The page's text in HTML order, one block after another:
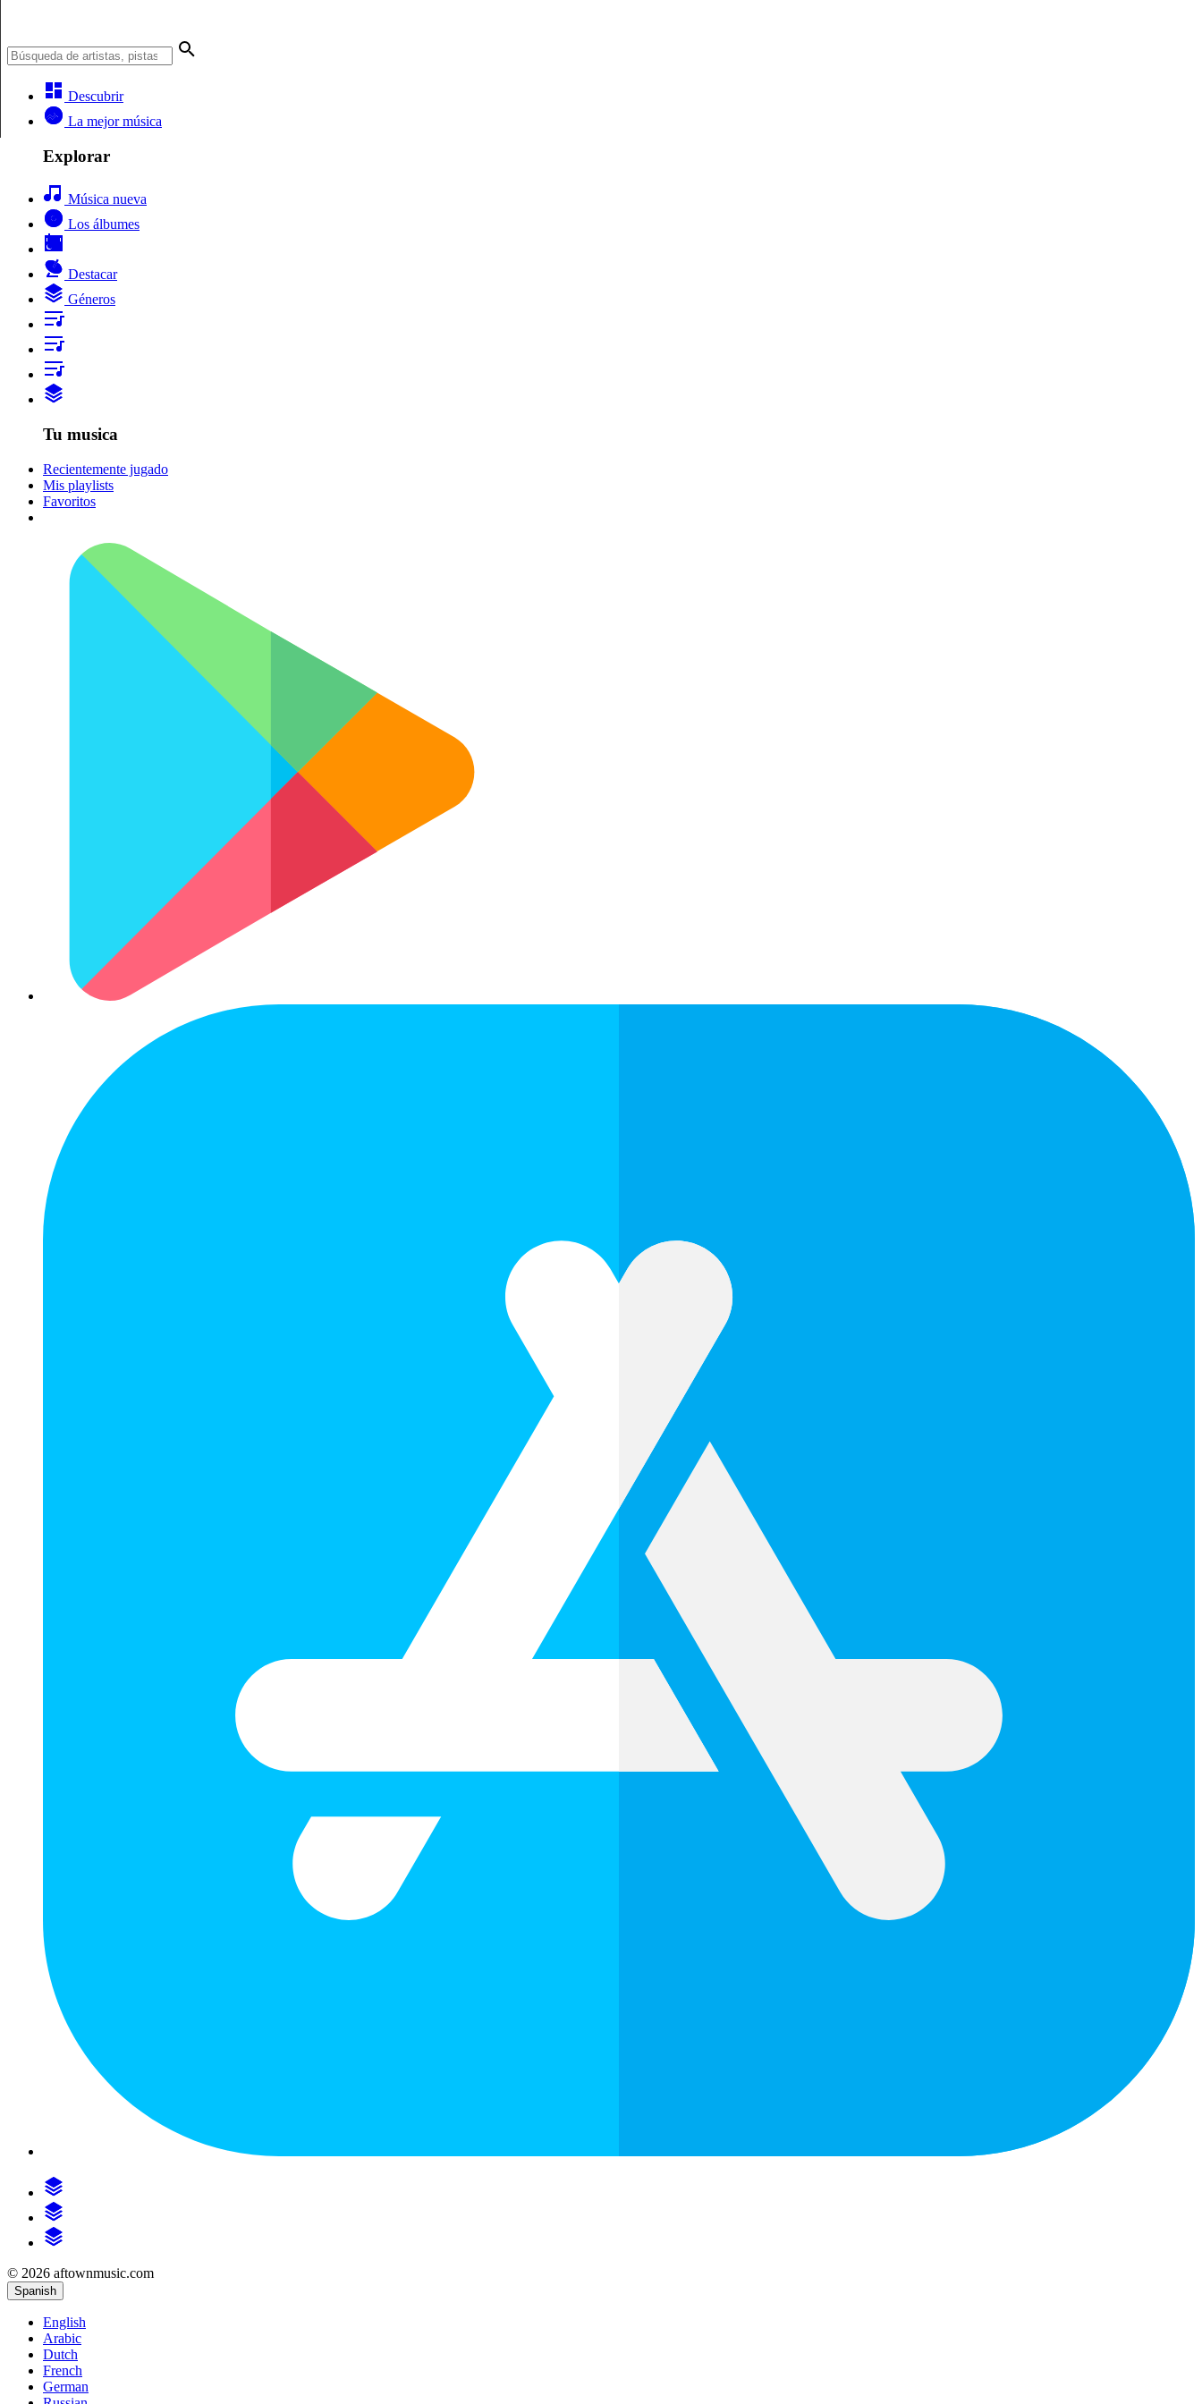
Descubrir
La mejor música
Explorar
Música nueva
Los álbumes
Destacar
Géneros
Tu musica
Recientemente jugado
Mis playlists
Favoritos
© 2026 aftownmusic.com
Spanish
English
Arabic
Dutch
French
German